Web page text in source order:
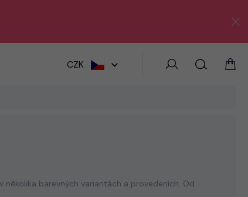
CZK
několika barevných variantách a provedeních. Od